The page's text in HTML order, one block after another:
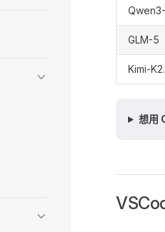
GLM-5
Kimi-
想用